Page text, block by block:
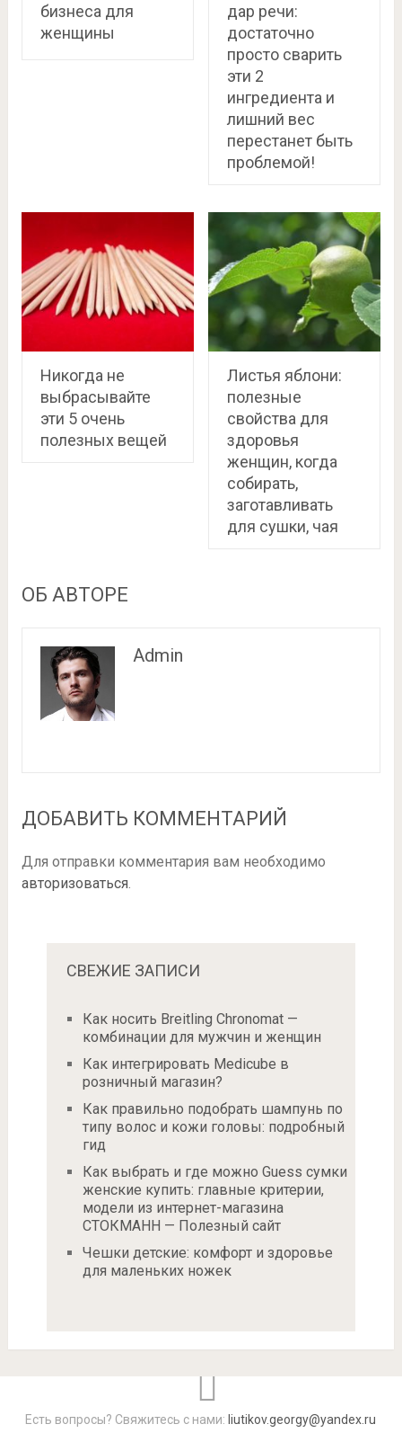
бизнеса для
женщины
дар речи:
достаточно
просто cварить
эти 2
ингредиента и
лишний вес
перестанет быть
проблемой!
Никогда не
выбрасывайте
эти 5 очень
полезных вещей
Листья яблони:
полезные
свойства для
здоровья
женщин, когда
собирать,
заготавливать
для сушки, чая
ОБ АВТОРЕ
Admin
ДОБАВИТЬ КОММЕНТАРИЙ
Для отправки комментария вам необходимо
авторизоваться.
СВЕЖИЕ ЗАПИСИ
Как носить Breitling Chronomat —
комбинации для мужчин и женщин
Как интегрировать Medicube в
розничный магазин?
Как правильно подобрать шампунь по
типу волос и кожи головы: подробный
гид
Как выбрать и где можно Guess сумки
женские купить: главные критерии,
модели из интернет-магазина
СТОКМАНН — Полезный сайт
Чешки детские: комфорт и здоровье
для маленьких ножек
Есть вопросы? Свяжитесь с нами: liutikov.georgy@yandex.ru